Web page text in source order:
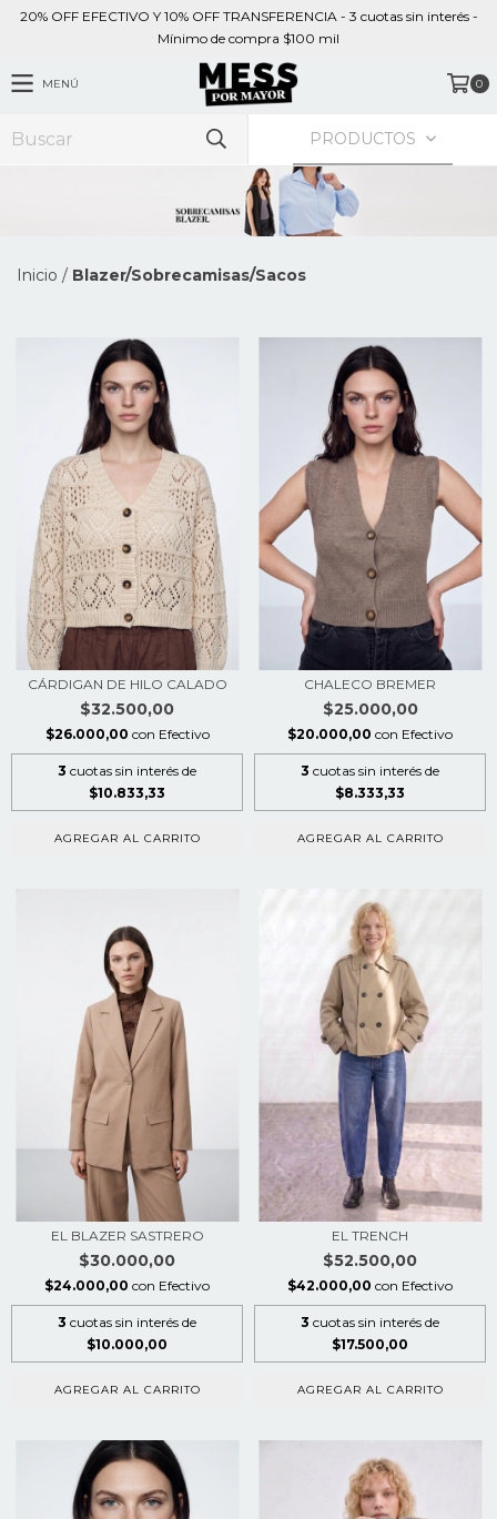
20% OFF EFECTIVO Y 10% OFF TRANSFERENCIA - 3 cuotas sin interés -
Mínimo de compra $100 mil
MENÚ 0
PRODUCTOS
Inicio / Blazer/Sobrecamisas/Sacos
CÁRDIGAN DE HILO CALADO
$32.500,00
$26.000,00 con Efectivo
3 cuotas sin interés de
$10.833,33
AGREGAR AL CARRITO
CHALECO BREMER
$25.000,00
$20.000,00 con Efectivo
3 cuotas sin interés de
$8.333,33
AGREGAR AL CARRITO
EL BLAZER SASTRERO
$30.000,00
$24.000,00 con Efectivo
3 cuotas sin interés de
$10.000,00
AGREGAR AL CARRITO
EL TRENCH
$52.500,00
$42.000,00 con Efectivo
3 cuotas sin interés de
$17.500,00
AGREGAR AL CARRITO